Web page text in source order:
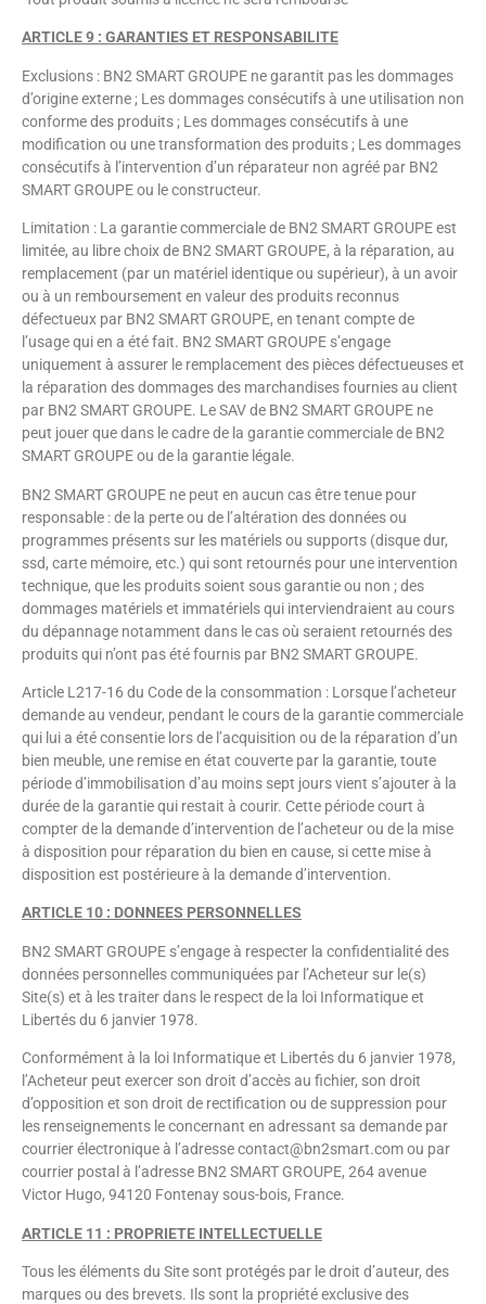
ARTICLE 9 : GARANTIES ET RESPONSABILITE
Exclusions : BN2 SMART GROUPE ne garantit pas les dommages
d’origine externe ; Les dommages consécutifs à une utilisation non
conforme des produits ; Les dommages consécutifs à une
modification ou une transformation des produits ; Les dommages
consécutifs à l’intervention d’un réparateur non agréé par BN2
SMART GROUPE ou le constructeur.
Limitation : La garantie commerciale de BN2 SMART GROUPE est
limitée, au libre choix de BN2 SMART GROUPE, à la réparation, au
remplacement (par un matériel identique ou supérieur), à un avoir
ou à un remboursement en valeur des produits reconnus
défectueux par BN2 SMART GROUPE, en tenant compte de
l’usage qui en a été fait. BN2 SMART GROUPE s’engage
uniquement à assurer le remplacement des pièces défectueuses et
la réparation des dommages des marchandises fournies au client
par BN2 SMART GROUPE. Le SAV de BN2 SMART GROUPE ne
peut jouer que dans le cadre de la garantie commerciale de BN2
SMART GROUPE ou de la garantie légale.
BN2 SMART GROUPE ne peut en aucun cas être tenue pour
responsable : de la perte ou de l’altération des données ou
programmes présents sur les matériels ou supports (disque dur,
ssd, carte mémoire, etc.) qui sont retournés pour une intervention
technique, que les produits soient sous garantie ou non ; des
dommages matériels et immatériels qui interviendraient au cours
du dépannage notamment dans le cas où seraient retournés des
produits qui n’ont pas été fournis par BN2 SMART GROUPE.
Article L217-16 du Code de la consommation : Lorsque l’acheteur
demande au vendeur, pendant le cours de la garantie commerciale
qui lui a été consentie lors de l’acquisition ou de la réparation d’un
bien meuble, une remise en état couverte par la garantie, toute
période d’immobilisation d’au moins sept jours vient s’ajouter à la
durée de la garantie qui restait à courir. Cette période court à
compter de la demande d’intervention de l’acheteur ou de la mise
à disposition pour réparation du bien en cause, si cette mise à
disposition est postérieure à la demande d’intervention.
ARTICLE 10 : DONNEES PERSONNELLES
BN2 SMART GROUPE s’engage à respecter la confidentialité des
données personnelles communiquées par l’Acheteur sur le(s)
Site(s) et à les traiter dans le respect de la loi Informatique et
Libertés du 6 janvier 1978.
Conformément à la loi Informatique et Libertés du 6 janvier 1978,
l’Acheteur peut exercer son droit d’accès au fichier, son droit
d’opposition et son droit de rectification ou de suppression pour
les renseignements le concernant en adressant sa demande par
courrier électronique à l’adresse contact@bn2smart.com ou par
courrier postal à l’adresse BN2 SMART GROUPE, 264 avenue
Victor Hugo, 94120 Fontenay sous-bois, France.
ARTICLE 11 : PROPRIETE INTELLECTUELLE
Tous les éléments du Site sont protégés par le droit d’auteur, des
marques ou des brevets. Ils sont la propriété exclusive des